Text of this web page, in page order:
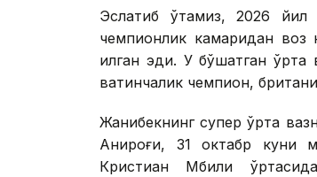
Эслатиб ўтамиз, 2026
чемпионлик камаридан воз
қилган эди. У бўшатган
вақтинчалик чемпион,
Жанибекнинг супер ўрта
Аниқроғи, 31 октабр куни
Кристиан Мбили